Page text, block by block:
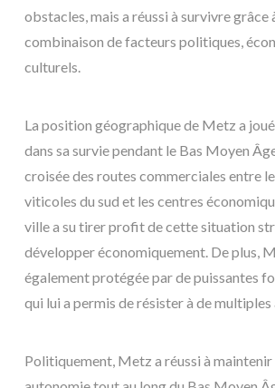
obstacles, mais a réussi à survivre grâce
combinaison de facteurs politiques,
culturels.
La position géographique de Metz a
dans sa survie pendant le Bas Moyen
croisée des routes commerciales entre
viticoles du sud et les centres
ville a su tirer profit de cette situation
développer économiquement. De plus,
également protégée par de puissantes
qui lui a permis de résister à de multiples
Politiquement, Metz a réussi à maintenir